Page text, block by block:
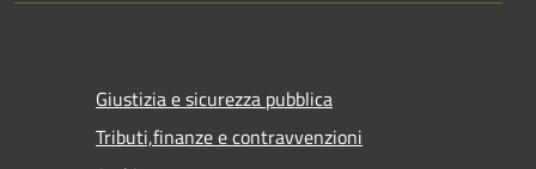
Giustizia e sicurezza pubblica
Tributi,finanze e contravvenzioni